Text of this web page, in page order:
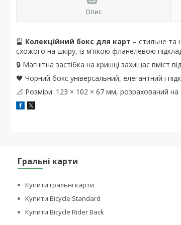
Опис
🎴 Колекційний бокс для карт – стильне та
схожого на шкіру, із м’якою фланелевою
🔒 Магнітна застібка на кришці захищає
🖤 Чорний бокс універсальний, елегантний і
📐 Розміри: 123 × 102 × 67 мм, розрахований на
Гральні карти
Купити гральні карти
Купити Bicycle Standard
Купити Bicycle Rider Back